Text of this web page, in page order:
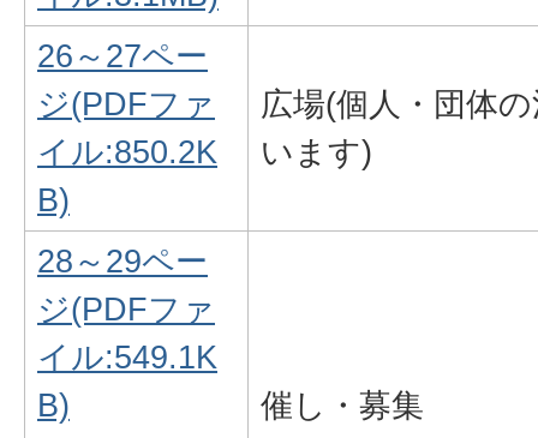
26～27ペー
ジ(PDFファ
イル:850.2K
B)
広場(個人・団体
います)
28～29ペー
ジ(PDFファ
イル:549.1K
B)
催し・募集